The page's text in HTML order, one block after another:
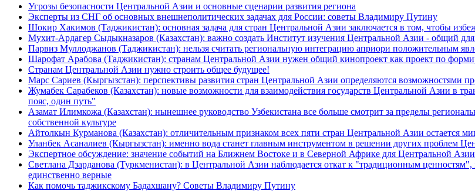
Угрозы безопасности Центральной Азии и основные сценарии развития региона
Эксперты из СНГ об основных внешнеполитических задачах для России: советы Владимиру Путину
Шокир Хакимов (Таджикистан): основная задача для стран Центральной Азии заключается в том, чтобы
Мухит-Ардагер Сыдыкназаров (Казахстан): важно создать Институт изучения Центральной Азии - общий
Парвиз Муллоджанов (Таджикистан): нельзя считать региональную интеграцию априори положительным
Шарофат Арабова (Таджикистан): странам Центральной Азии нужен общий кинопроект как проект по
Странам Центральной Азии нужно строить общее будущее!
Марс Сариев (Кыргызстан): перспективы развития стран Центральной Азии определяются возможностями
Жумабек Сарабеков (Казахстан): новые возможности для взаимодействия государств Центральной Азии в
пояс, один путь"
Азамат Илимкожа (Казахстан): нынешнее руководство Узбекистана все больше смотрит за пределы
собственной культуре
Айтолкын Курманова (Казахстан): отличительным признаком всех пяти стран Центральной Азии остается
Уланбек Асаналиев (Кыргызстан): именно вода станет главным инструментом в решении других проблем
Экспертное обсуждение: значение событий на Ближнем Востоке и в Северной Африке для Центральной
Светлана Дзарданова (Туркменистан): в Центральной Азии наблюдается откат к "традиционным ценностям",
единственно верные
Как помочь таджикскому Бадахшану? Советы Владимиру Путину